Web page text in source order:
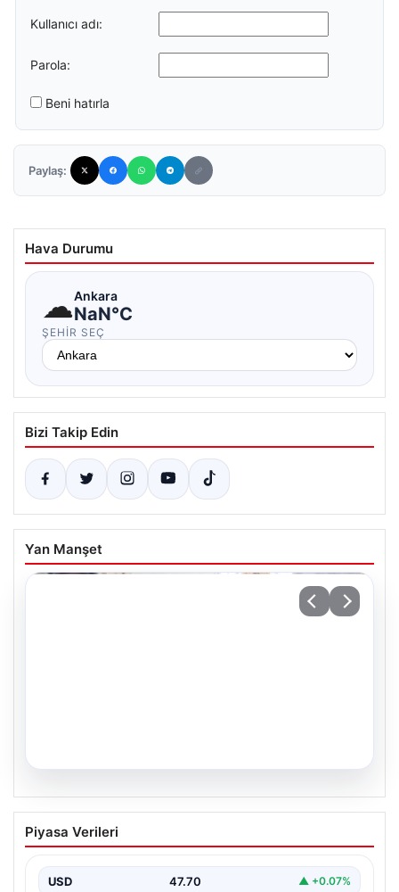
Kullanıcı adı:
Parola:
Beni hatırla
Paylaş:
Hava Durumu
☁Ankara
NaN°C
ŞEHIR SEÇ
Bizi Takip Edin
Yan Manşet
34 Yıllık Hasretin Ardından Gelen
Büyük Mutluluk: İkiz Kızlarıyla Anıtkabir
Adıyaman'da hayatlarını sürdüren Abuzer ve Zeynep
Piyasa Verileri
USD 47.70 ▲ +0.07%